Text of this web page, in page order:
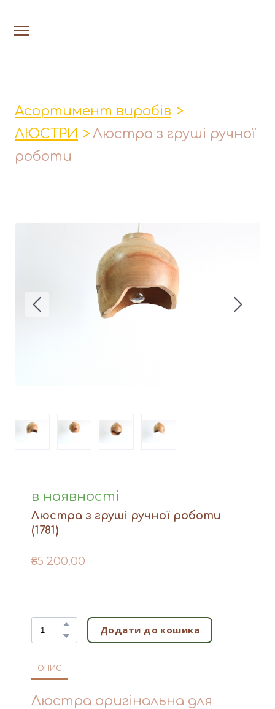
Кухонні прибори
Фруктовниці
Вази
Фігури й статуетки
Асортимент виробів
ЛЮСТРИ
Люстра з груші ручної
роботи
в наявності
Люстра з груші ручної роботи
(1781)
₴5 200,00
Додати до кошика
ОПИС
Люстра оригінальна для